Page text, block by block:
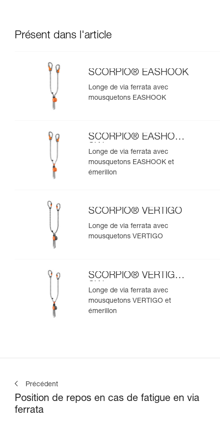
Présent dans l'article
SCORPIO® EASHOOK
Longe de via ferrata avec
mousquetons EASHOOK
SCORPIO® EASHOOK
SW
Longe de via ferrata avec
mousquetons EASHOOK et
émerillon
SCORPIO® VERTIGO
Longe de via ferrata avec
mousquetons VERTIGO
SCORPIO® VERTIGO
SW
Longe de via ferrata avec
mousquetons VERTIGO et
émerillon
Précédent
Position de repos en cas de fatigue en via
ferrata